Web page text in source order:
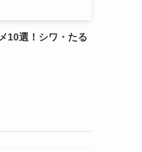
10選！シワ・たる